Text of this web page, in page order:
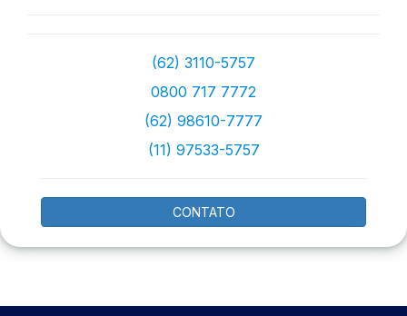
(62) 3110-5757
0800 717 7772
(62) 98610-7777
(11) 97533-5757
CONTATO